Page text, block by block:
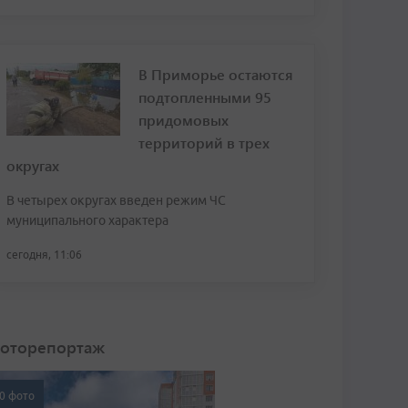
В Приморье остаются
подтопленными 95
придомовых
территорий в трех
округах
В четырех округах введен режим ЧС
муниципального характера
сегодня, 11:06
фото